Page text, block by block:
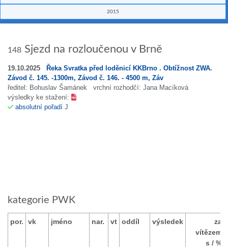
2015
148 Sjezd na rozloučenou v Brně
19.10.2025
Řeka Svratka před loděnicí KKBrno . Obtížnost ZWA.
Závod č. 145. -1300m, Závod č. 146. - 4500 m, Záv
ředitel: Bohuslav Šamánek vrchní rozhodčí: Jana Macíková
výsledky ke stažení:
absolutní pořadí J
kategorie PWK
por. vk jméno nar. vt oddíl výsledek
za
vítězem
s / %